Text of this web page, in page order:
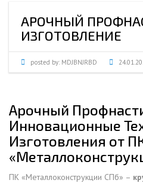
АРОЧНЫЙ
ИЗГОТОВЛЕНИЕ
posted by: MDJBNJRBD
Арочный
Инновационные
Изготовления от
ПК «Металлоконструкции СПб» –